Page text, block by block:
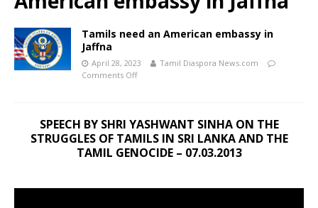
Tamils ​​need an American embassy in
Jaffna
April 28, 2023
Tamil Diaspora News.com
Comments Off
SPEECH BY SHRI YASHWANT SINHA ON THE
STRUGGLES OF TAMILS IN SRI LANKA AND THE
TAMIL GENOCIDE – 07.03.2013